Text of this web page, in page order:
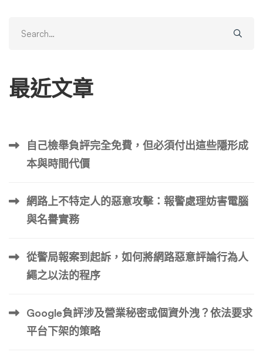
誹謗性評論到不適當的圖像和影片的任何內容。這個過程的
利益的人來說，負面內容刪除都是一項重要策略。此過程涉
及一種細緻的方法，包括識別有問題的內容、評估其影響、
發揮著至關重要的作用。 人們擺脫負面內容的常見原因 我
們的線上形象與我們的實際形象一樣重要，通常會影響個人
從網路上刪除某些內容。原因包括保護個人隱私、維護聲譽
完整性和財務安全。 一個重要的擔憂是個人資訊落入壞人
手中的風險。您的實際地址、電子郵件、電話號碼和全名等
欺和其他嚴重後果。即使值得信賴的公司也容易遭受資料洩
露，可能會暴露敏感的個人信息，這一事實加劇了威脅。
溫床。對個人而言，這可能意味著虛假指控或尷尬的內容，
可能會損害人際關係、影響家庭動態或擾亂社交和約會前
景。對企業來說，風險同樣很高。在網路評論嚴重影響消費
for:
最近文章
自己檢舉負評完全免費，但必須付出這些隱形成
本與時間代價
網路上不特定人的惡意攻擊：報警處理妨害電腦
與名譽實務
從警局報案到起訴，如何將網路惡意評論行為人
繩之以法的程序
Google負評涉及營業秘密或個資外洩？依法要求
平台下架的策略